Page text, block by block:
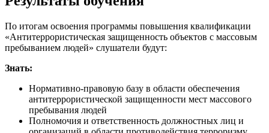
По итогам освоения программы повышения квалификации
«Антитеррористическая защищенность объектов с массовым
пребыванием людей» слушатели будут:
Знать:
Нормативно-правовую базу в области обеспечения
антитеррористической защищенности мест массового
пребывания людей
Полномочия и ответственность должностных лиц и